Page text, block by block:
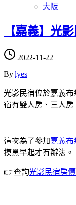
大阪
【嘉義】光
2022-11-22
By lyes
光影民宿位於嘉義布
宿有雙人房、三人房
這次為了參加嘉義布
摸黑早起才有辦法。
👉查詢光影民宿房